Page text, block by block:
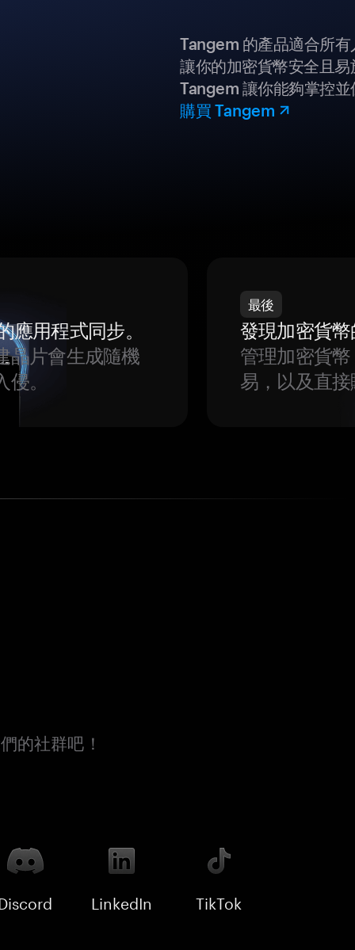
Tangem 的產品適合所
讓你的加密貨幣安全且
Tangem 讓你能夠掌控
購買 Tangem
應用程式同步。
晶片會生成隨機
。
最後
發現加密貨
管理加密貨
易，以及直
的社群吧！
LinkedIn TikTok